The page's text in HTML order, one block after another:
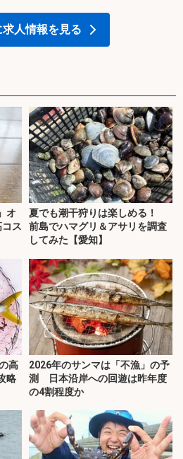
求人情報を見る
オ
ス
夏でも潮干狩りは楽しめる！
前島でハマグリ＆アサリを調査
してみた【愛知】
高
略
2026年のサンマは「不漁」の予
測 日本沿岸への回遊は昨年度
の4割程度か